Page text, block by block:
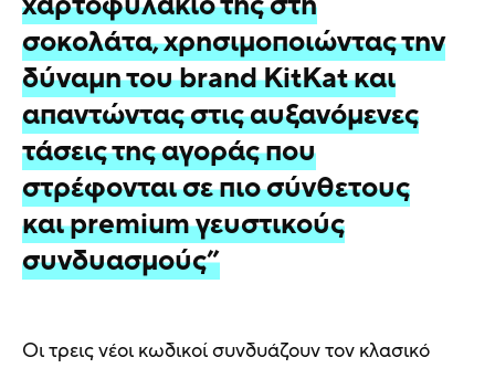
σοκολάτα, χρησιμοποιώντας την
δύναμη του brand KitKat και
απαντώντας στις αυξανόμενες
τάσεις της αγοράς που
στρέφονται σε πιο σύνθετους
και premium γευστικούς
συνδυασμούς”
Οι τρεις νέοι κωδικοί συνδυάζουν τον κλασικό